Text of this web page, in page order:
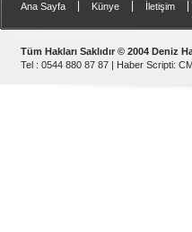
Ana Sayfa Künye İletişim
Tüm Hakları Saklıdır © 2004 Deniz
Tel : 0544 880 87 87 | Haber Scripti: